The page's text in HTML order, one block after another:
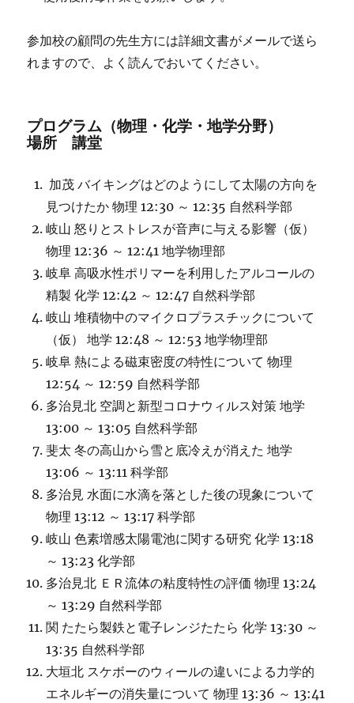
参加校の顧問の先生方には詳細文書がメールで送ら
れますので、よく読んでおいてください。
プログラム（物理・化学・地学分野）
場所 講堂
加茂 バイキングはどのようにして太陽の方向を
見つけたか 物理 12:30 ～ 12:35 自然科学部
岐山 怒りとストレスが音声に与える影響（仮）
物理 12:36 ～ 12:41 地学物理部
岐阜 高吸水性ポリマーを利用したアルコールの
精製 化学 12:42 ～ 12:47 自然科学部
岐山 堆積物中のマイクロプラスチックについて
（仮） 地学 12:48 ～ 12:53 地学物理部
岐阜 熱による磁束密度の特性について 物理
12:54 ～ 12:59 自然科学部
多治見北 空調と新型コロナウィルス対策 地学
13:00 ～ 13:05 自然科学部
斐太 冬の高山から雪と底冷えが消えた 地学
13:06 ～ 13:11 科学部
多治見 水面に水滴を落とした後の現象について
物理 13:12 ～ 13:17 科学部
岐山 色素増感太陽電池に関する研究 化学 13:18
～ 13:23 化学部
多治見北 ＥＲ流体の粘度特性の評価 物理 13:24
～ 13:29 自然科学部
関 たたら製鉄と電子レンジたたら 化学 13:30 ～
13:35 自然科学部
大垣北 スケボーのウィールの違いによる力学的
エネルギーの消失量について 物理 13:36 ～ 13:41